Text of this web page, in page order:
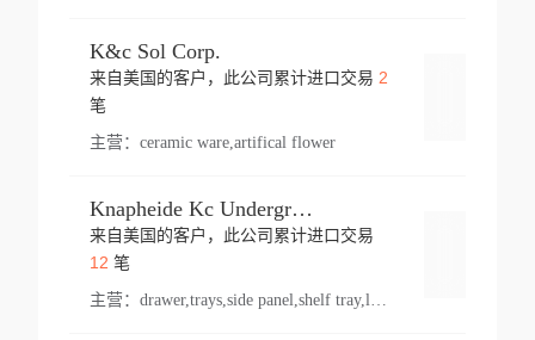
K&c Sol Corp.
来自美国的客户，此公司累计进口交易 2
笔
主营： ceramic ware,artifical flower
Knapheide Kc Underground
来自美国的客户，此公司累计进口交易
12 笔
主营：